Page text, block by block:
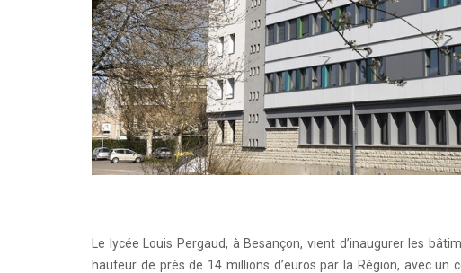
Le lycée Louis Pergaud, à Besançon, vient d’inaugurer les
hauteur de près de 14 millions d’euros par la Région, avec un